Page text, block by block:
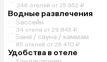
246 отелей от 25 952 ₽
Водные развлечения
Бассейн
34 отеля от 29 845 ₽
Баня / сауна / хаммам
85 отелей от 26 410 ₽
Удобства в отеле